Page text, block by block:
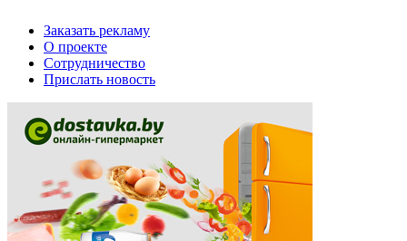
Заказать рекламу
О проекте
Сотрудничество
Прислать новость